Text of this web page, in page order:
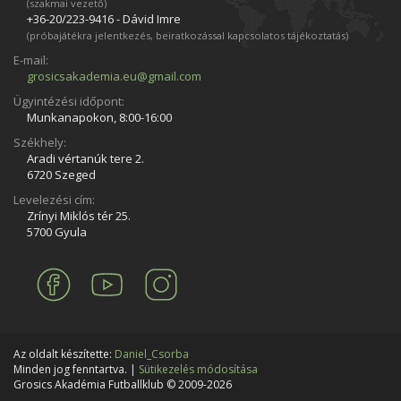
(szakmai vezető)
+36-20/223­-9416 - Dávid Imre
(próbajátékra jelentkezés, beiratkozással kapcsolatos tájékoztatás)
E-mail:
grosicsakademia.eu@gmail.com
Ügyintézési időpont:
Munkanapokon, 8:00-16:00
Székhely:
Aradi vértanúk tere 2.
6720 Szeged
Levelezési cím:
Zrínyi Miklós tér 25.
5700 Gyula
Az oldalt készítette: Daniel_Csorba
Minden jog fenntartva. | Sütikezelés módosítása
Grosics Akadémia Futballklub © 2009-2026